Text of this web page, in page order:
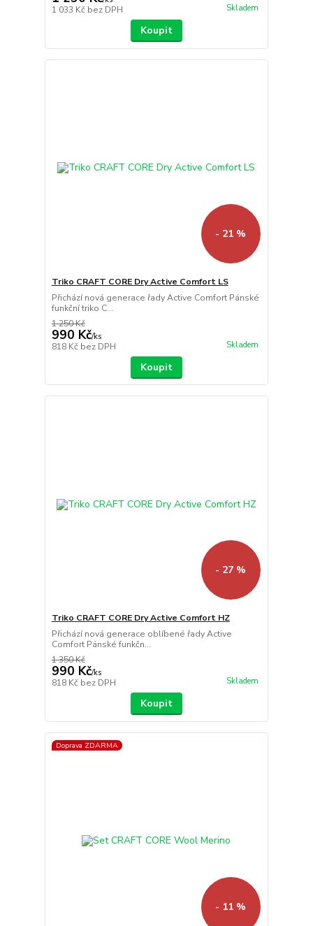
1 033 Kč bez DPH Skladem
Koupit
- 21 %
Triko CRAFT CORE Dry Active Comfort LS
Přichází nová generace řady Active Comfort Pánské
funkční triko C...
1 250 Kč
990 Kč/ks
818 Kč bez DPH Skladem
Koupit
- 27 %
Triko CRAFT CORE Dry Active Comfort HZ
Přichází nová generace oblíbené řady Active
Comfort Pánské funkčn...
1 350 Kč
990 Kč/ks
818 Kč bez DPH Skladem
Koupit
Doprava ZDARMA
- 11 %